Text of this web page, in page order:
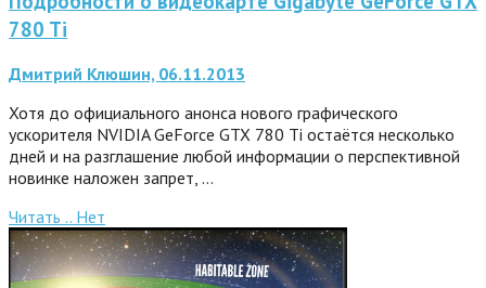
780 Ti
Дмитрий Клюшин, 06.11.2013
Хотя до официального анонса нового графического
ускорителя NVIDIA GeForce GTX 780 Ti остаётся несколько
дней и на разглашение любой информации о перспективной
новинке наложен запрет, …
Читать .. Нет